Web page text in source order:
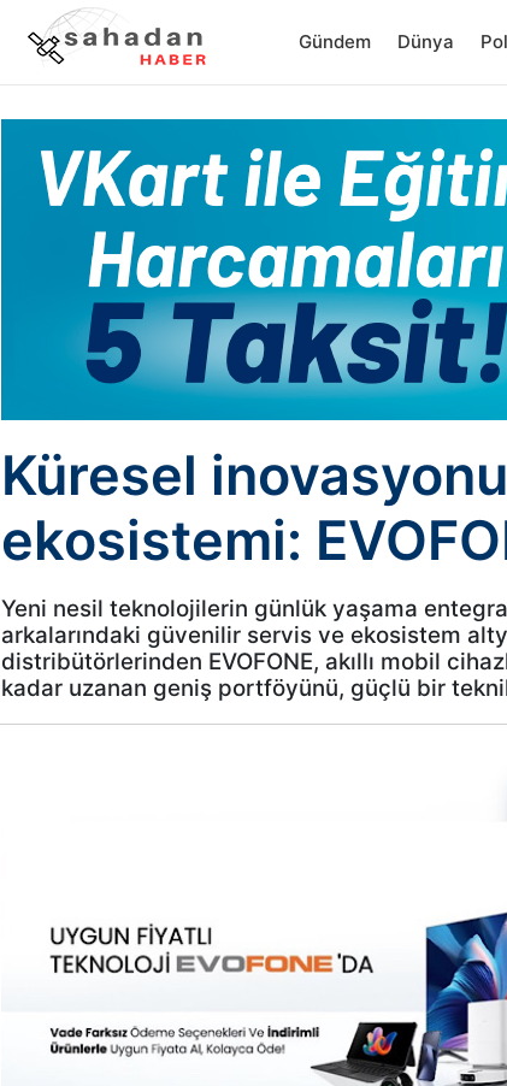
Gündem Dünya
Küresel
ekosistemi:
Yeni nesil teknolojilerin günlük yaşama
arkalarındaki güvenilir servis ve ekosistem
distribütörlerinden EVOFONE, akıllı mobil
kadar uzanan geniş portföyünü, güçlü bir